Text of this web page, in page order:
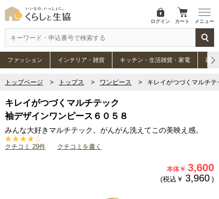
ログイン カート メニュー
ファッション インテリア・雑貨 キッチン・生活雑貨・家電 家具
トップページ トップス ワンピース キレイがつづくマルチ
キレイがつづくマルチテック
袖デザインワンピース６０５８
みんな大好きマルチテック。がんがん洗えてこの美映え感。
クチコミ 29件 クチコミを書く
本体￥ 3,600
(税込￥ 3,960 )